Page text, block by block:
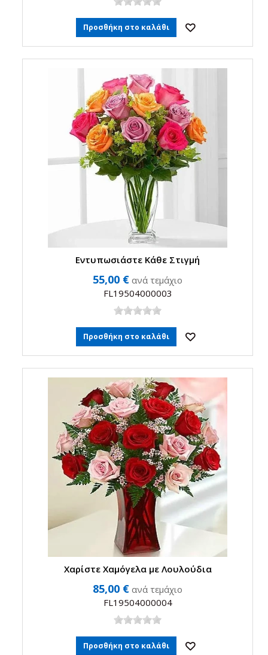
Προσθήκη στο καλάθι
Εντυπωσιάστε Κάθε Στιγμή
55,00 € ανά τεμάχιο
FL19504000003
Προσθήκη στο καλάθι
Χαρίστε Χαμόγελα με Λουλούδια
85,00 € ανά τεμάχιο
FL19504000004
Προσθήκη στο καλάθι